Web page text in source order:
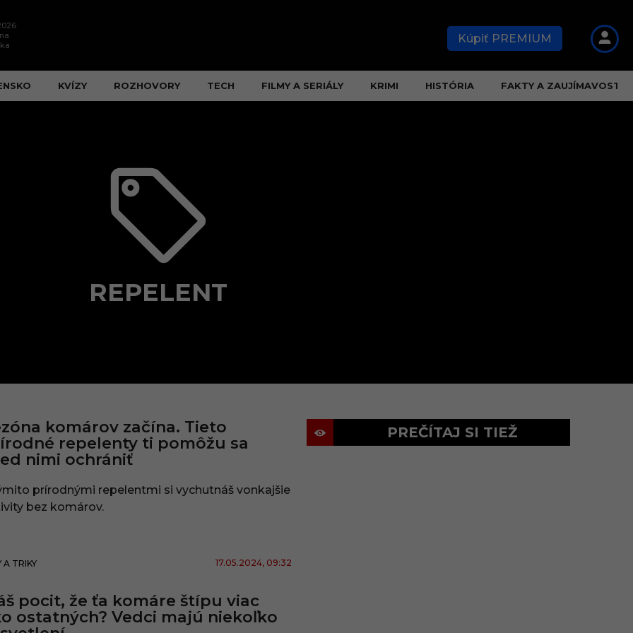
Kúpiť PREMIUM
KVÍZY ROZHOVORY TECH FILMY A SERIÁLY KRIMI HISTÓRIA FAKTY A ZAUJÍMAVOSTI
REPELENT
komárov začína. Tieto
repelenty ti pomôžu sa
nimi ochrániť
prírodnými repelentmi si vychutnáš vonkajšie
bez komárov.
A TRIKY 17.05.2024, 09:32
pocit, že ťa komáre štípu viac
ostatných? Vedci majú niekoľko
PREČÍTAJ SI TIEŽ